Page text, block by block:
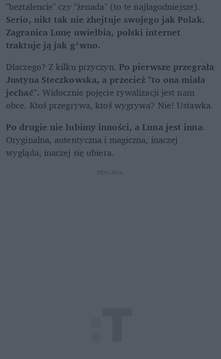
"beztalencie" czy "żenada" (to te najłagodniejsze).
Serio, nikt tak nie zhejtuje swojego jak Polak.
Zagranica Lunę uwielbia, polski internet
traktuje ją jak g*wno.
Dlaczego? Z kilku przyczyn. Po pierwsze przegrała
Justyna Steczkowska, a przecież "to ona miała
jechać". Widocznie pojęcie rywalizacji jest nam
obce. Ktoś przegrywa, ktoś wygrywa? Nie! Ustawka.
Po drugie nie lubimy inności, a Luna jest inna.
Oryginalna, autentyczna i magiczna, inaczej
wygląda, inaczej się ubiera.
REKLAMA